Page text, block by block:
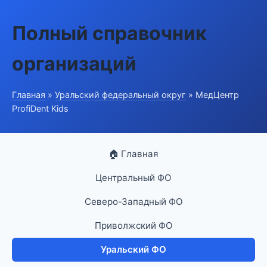
Полный справочник
организаций
Главная » Уральский федеральный округ » МедЦентр
ProfiDent Kids
🏠 Главная
Центральный ФО
Северо-Западный ФО
Приволжский ФО
Уральский ФО